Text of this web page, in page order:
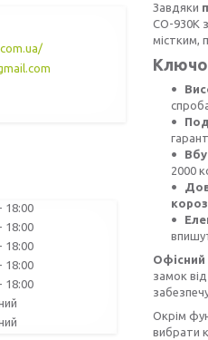
Завдяки
СО-930К
містким,
2000
замок
Окрім
вибрати
18:00
18:00
18:00
18:00
18:00